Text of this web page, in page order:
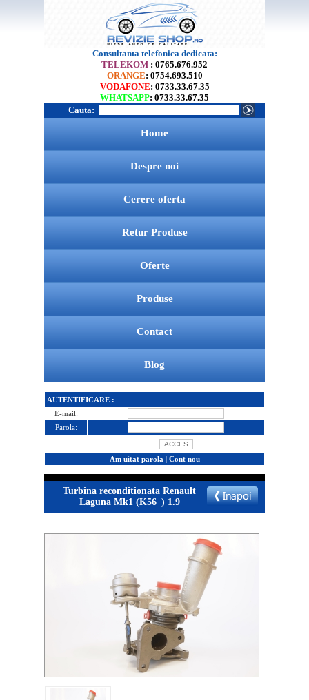
Consultanta telefonica dedicata:
TELEKOM : 0765.676.952
ORANGE: 0754.693.510
VODAFONE: 0733.33.67.35
WHATSAPP: 0733.33.67.35
Cauta:
Home
Despre noi
Cerere oferta
Retur Produse
Oferte
Produse
Contact
Blog
AUTENTIFICARE :
E-mail:
Parola:
Am uitat parola | Cont nou
Turbina reconditionata Renault
Laguna Mk1 (K56_) 1.9